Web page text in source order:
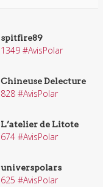
spitfire89
1349 #AvisPolar
Chineuse Delecture
828 #AvisPolar
L’atelier de Litote
674 #AvisPolar
universpolars
625 #AvisPolar